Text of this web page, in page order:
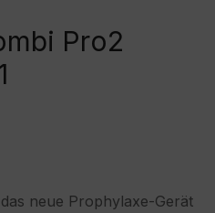
Pro2
neue Prophylaxe-Gerät